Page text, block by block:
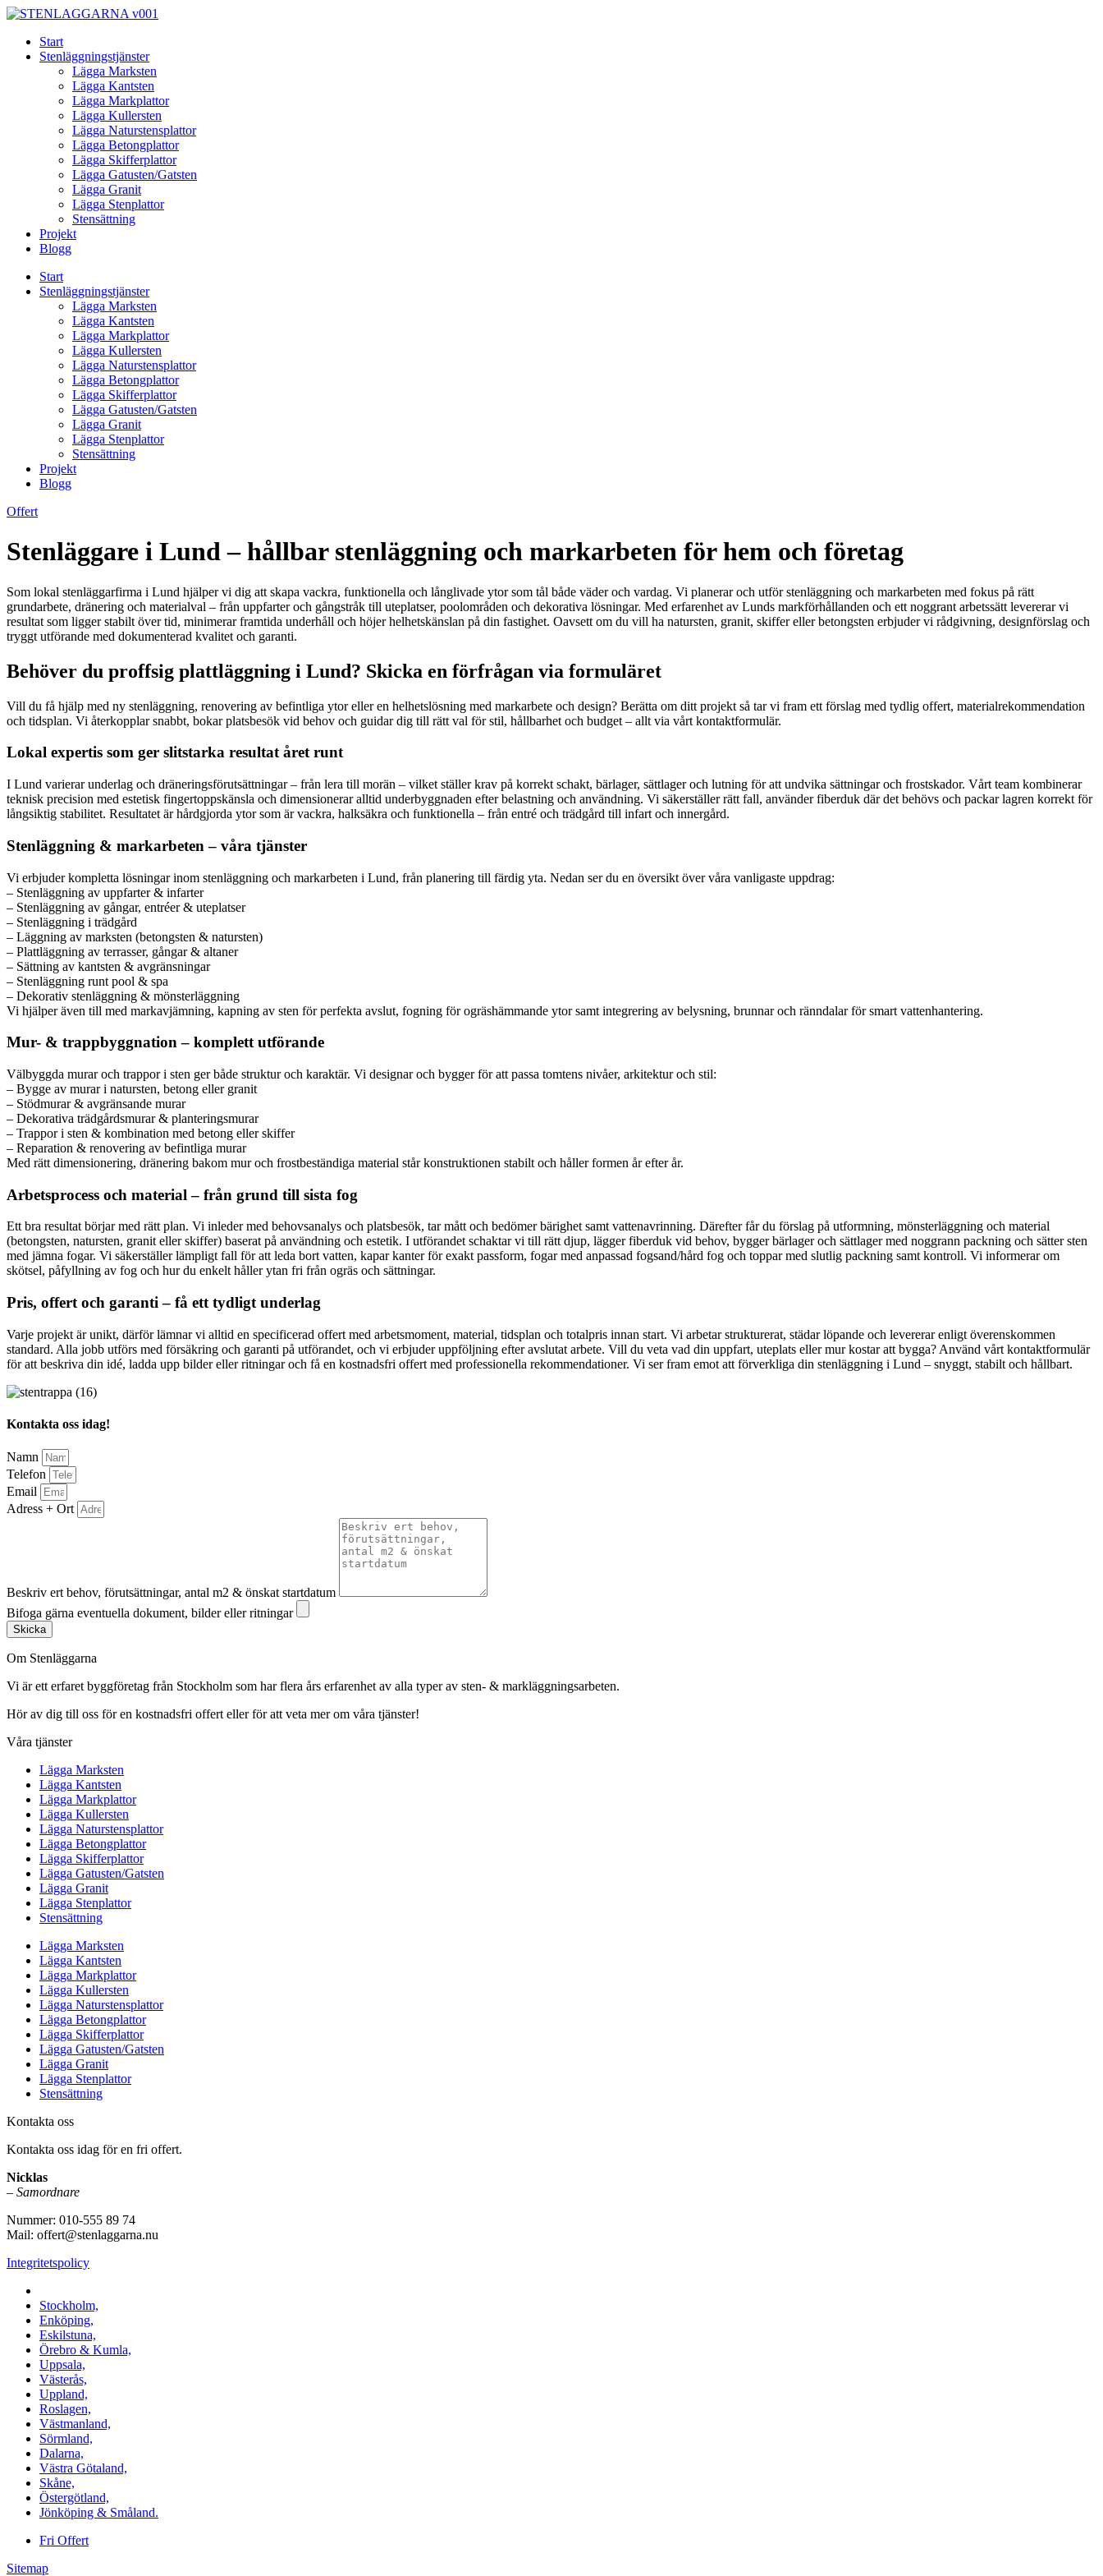
Skip
contentStart
Stenläggningstjänster
Lägga Marksten
Lägga Kantsten
Lägga Markplattor
Lägga Kullersten
Lägga Naturstensplattor
Lägga Betongplattor
Lägga Skifferplattor
Lägga Gatusten/Gatsten
Lägga Granit
Lägga Stenplattor
Stensättning
Projekt
Blogg
Start
Stenläggningstjänster
Lägga Marksten
Lägga Kantsten
Lägga Markplattor
Lägga Kullersten
Lägga Naturstensplattor
Lägga Betongplattor
Lägga Skifferplattor
Lägga Gatusten/Gatsten
Lägga Granit
Lägga Stenplattor
Stensättning
Projekt
Blogg
Offert
Stenläggare i Lund – hållbar stenläggning och markarbeten för hem och företag
Som lokal stenläggarfirma i Lund hjälper vi dig att skapa vackra, funktionella och långlivade ytor som tål både väder och vardag. Vi planerar och utför stenläggning och markarbeten med fokus på rätt
grundarbete, dränering och materialval – från uppfarter och gångstråk till uteplatser, poolområden och dekorativa lösningar. Med erfarenhet av Lunds markförhållanden och ett noggrant arbetssätt levererar vi
resultat som ligger stabilt över tid, minimerar framtida underhåll och höjer helhetskänslan på din fastighet. Oavsett om du vill ha natursten, granit, skiffer eller betongsten erbjuder vi rådgivning, designförslag och
tryggt utförande med dokumenterad kvalitet och garanti.
Behöver du proffsig plattläggning i Lund? Skicka en förfrågan via formuläret
Vill du få hjälp med ny stenläggning, renovering av befintliga ytor eller en helhetslösning med markarbete och design? Berätta om ditt projekt så tar vi fram ett förslag med tydlig offert, materialrekommendation
och tidsplan. Vi återkopplar snabbt, bokar platsbesök vid behov och guidar dig till rätt val för stil, hållbarhet och budget – allt via vårt kontaktformulär.
Lokal expertis som ger slitstarka resultat året runt
I Lund varierar underlag och dräneringsförutsättningar – från lera till morän – vilket ställer krav på korrekt schakt, bärlager, sättlager och lutning för att undvika sättningar och frostskador. Vårt team kombinerar
teknisk precision med estetisk fingertoppskänsla och dimensionerar alltid underbyggnaden efter belastning och användning. Vi säkerställer rätt fall, använder fiberduk där det behövs och packar lagren korrekt för
långsiktig stabilitet. Resultatet är hårdgjorda ytor som är vackra, halksäkra och funktionella – från entré och trädgård till infart och innergård.
Stenläggning & markarbeten – våra tjänster
Vi erbjuder kompletta lösningar inom stenläggning och markarbeten i Lund, från planering till färdig yta. Nedan ser du en översikt över våra vanligaste uppdrag:
– Stenläggning av uppfarter & infarter
– Stenläggning av gångar, entréer & uteplatser
– Stenläggning i trädgård
– Läggning av marksten (betongsten & natursten)
– Plattläggning av terrasser, gångar & altaner
– Sättning av kantsten & avgränsningar
– Stenläggning runt pool & spa
– Dekorativ stenläggning & mönsterläggning
Vi hjälper även till med markavjämning, kapning av sten för perfekta avslut, fogning för ogräshämmande ytor samt integrering av belysning, brunnar och ränndalar för smart vattenhantering.
Mur- & trappbyggnation – komplett utförande
Välbyggda murar och trappor i sten ger både struktur och karaktär. Vi designar och bygger för att passa tomtens nivåer, arkitektur och stil:
– Bygge av murar i natursten, betong eller granit
– Stödmurar & avgränsande murar
– Dekorativa trädgårdsmurar & planteringsmurar
– Trappor i sten & kombination med betong eller skiffer
– Reparation & renovering av befintliga murar
Med rätt dimensionering, dränering bakom mur och frostbeständiga material står konstruktionen stabilt och håller formen år efter år.
Arbetsprocess och material – från grund till sista fog
Ett bra resultat börjar med rätt plan. Vi inleder med behovsanalys och platsbesök, tar mått och bedömer bärighet samt vattenavrinning. Därefter får du förslag på utformning, mönsterläggning och material
(betongsten, natursten, granit eller skiffer) baserat på användning och estetik. I utförandet schaktar vi till rätt djup, lägger fiberduk vid behov, bygger bärlager och sättlager med noggrann packning och sätter sten
med jämna fogar. Vi säkerställer lämpligt fall för att leda bort vatten, kapar kanter för exakt passform, fogar med anpassad fogsand/hård fog och toppar med slutlig packning samt kontroll. Vi informerar om
skötsel, påfyllning av fog och hur du enkelt håller ytan fri från ogräs och sättningar.
Pris, offert och garanti – få ett tydligt underlag
Varje projekt är unikt, därför lämnar vi alltid en specificerad offert med arbetsmoment, material, tidsplan och totalpris innan start. Vi arbetar strukturerat, städar löpande och levererar enligt överenskommen
standard. Alla jobb utförs med försäkring och garanti på utförandet, och vi erbjuder uppföljning efter avslutat arbete. Vill du veta vad din uppfart, uteplats eller mur kostar att bygga? Använd vårt kontaktformulär
för att beskriva din idé, ladda upp bilder eller ritningar och få en kostnadsfri offert med professionella rekommendationer. Vi ser fram emot att förverkliga din stenläggning i Lund – snyggt, stabilt och hållbart.
Kontakta oss idag!
Namn
Telefon
Email
Adress + Ort
Beskriv ert behov, förutsättningar, antal m2 & önskat startdatum
Bifoga gärna eventuella dokument, bilder eller ritningar
Skicka
Om Stenläggarna
Vi är ett erfaret byggföretag från Stockholm som har flera års erfarenhet av alla typer av sten- & markläggningsarbeten.
Hör av dig till oss för en kostnadsfri offert eller för att veta mer om våra tjänster!
Våra tjänster
Lägga Marksten
Lägga Kantsten
Lägga Markplattor
Lägga Kullersten
Lägga Naturstensplattor
Lägga Betongplattor
Lägga Skifferplattor
Lägga Gatusten/Gatsten
Lägga Granit
Lägga Stenplattor
Stensättning
Lägga Marksten
Lägga Kantsten
Lägga Markplattor
Lägga Kullersten
Lägga Naturstensplattor
Lägga Betongplattor
Lägga Skifferplattor
Lägga Gatusten/Gatsten
Lägga Granit
Lägga Stenplattor
Stensättning
Kontakta oss
Kontakta oss idag för en fri offert.
Nicklas
– Samordnare
Nummer: 010-555 89 74
Mail: offert@stenlaggarna.nu
Integritetspolicy
Stockholm,
Enköping,
Eskilstuna,
Örebro & Kumla,
Uppsala,
Västerås,
Uppland,
Roslagen,
Västmanland,
Sörmland,
Dalarna,
Västra Götaland,
Skåne,
Östergötland,
Jönköping & Småland.
Fri Offert
Sitemap